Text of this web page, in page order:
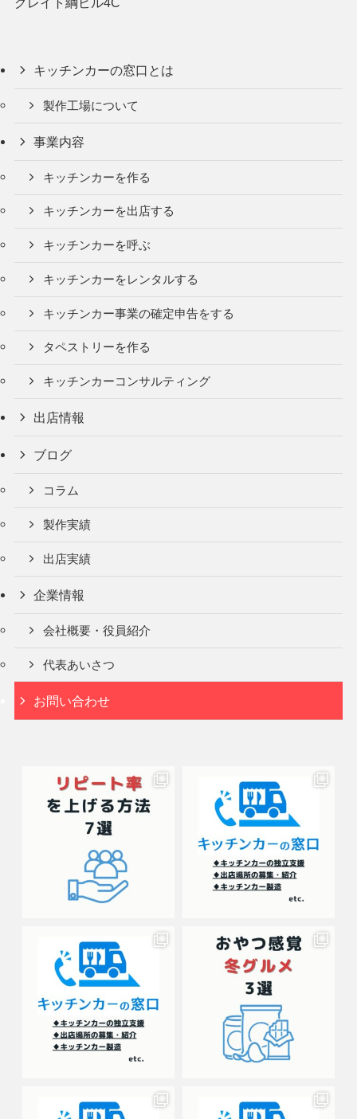
キッチンカーの窓口とは
製作工場について
事業内容
キッチンカーを作る
キッチンカーを出店する
キッチンカーを呼ぶ
キッチンカーをレンタルする
キッチンカー事業の確定申告をする
タペストリーを作る
キッチンカーコンサルティング
出店情報
ブログ
コラム
製作実績
出店実績
企業情報
会社概要・役員紹介
代表あいさつ
お問い合わせ